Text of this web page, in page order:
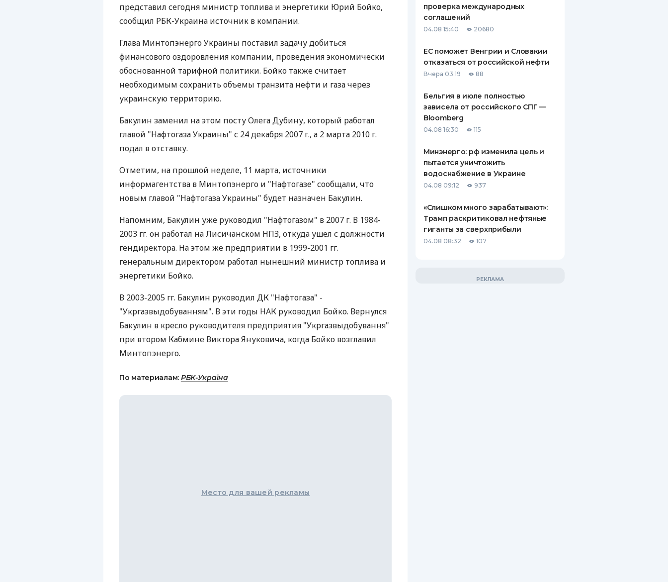
ПУТЕВОДИТЕЛИ ПО
БАНКОВСКИМ КАРТАМ
ПУТЕВОДИТЕЛИ ПО
СТРАХОВЫЕ КОМПАНИИ
КОМПАНИЯХ
ДОСТАВКА И ОПЛАТА
представил сегодня министр топлива и энергетики Юрий Бойко,
сообщил РБК-Украина источник в компании.
Глава Минтопэнерго Украины поставил задачу добиться
финансового оздоровления компании, проведения экономически
обоснованной тарифной политики. Бойко также считает
необходимым сохранить объемы транзита нефти и газа через
украинскую территорию.
Бакулин заменил на этом посту Олега Дубину, который работал
главой "Нафтогаза Украины" с 24 декабря 2007 г., а 2 марта 2010 г.
подал в отставку.
Отметим, на прошлой неделе, 11 марта, источники
информагентства в Минтопэнерго и "Нафтогазе" сообщали, что
новым главой "Нафтогаза Украины" будет назначен Бакулин.
Напомним, Бакулин уже руководил "Нафтогазом" в 2007 г. В 1984-
2003 гг. он работал на Лисичанском НПЗ, откуда ушел с должности
гендиректора. На этом же предприятии в 1999-2001 гг.
генеральным директором работал нынешний министр топлива и
энергетики Бойко.
В 2003-2005 гг. Бакулин руководил ДК "Нафтогаза" -
"Укргазвыдобуванням". В эти годы НАК руководил Бойко. Вернулся
Бакулин в кресло руководителя предприятия "Укргазвыдобування"
при втором Кабмине Виктора Януковича, когда Бойко возглавил
Минтопэнерго.
По материалам: РБК-Україна
Место для вашей рекламы
проверка международных
соглашений
04.08 15:40 20680
ЕС поможет Венгрии и Словакии
отказаться от российской нефти
Вчера 03:19 88
Бельгия в июле полностью
зависела от российского СПГ —
Bloomberg
04.08 16:30 115
Минэнерго: рф изменила цель и
пытается уничтожить
водоснабжение в Украине
04.08 09:12 937
«Слишком много зарабатывают»:
Трамп раскритиковал нефтяные
гиганты за сверхприбыли
04.08 08:32 107